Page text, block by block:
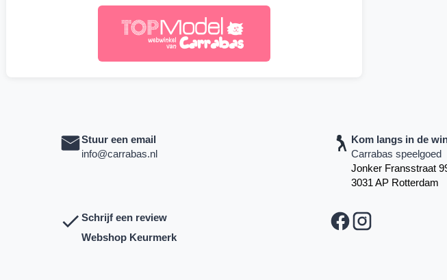
Stuur een email
info@carrabas.nl
Kom langs in de
Carrabas speelgoed
Jonker Fransstraat
3031 AP Rotterdam
Schrijf een review
Webshop Keurmerk